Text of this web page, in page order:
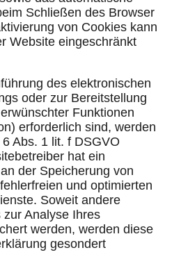
Schließen des Browser
von Cookies kann
Website eingeschränkt
des elektronischen
oder zur Bereitstellung
Funktionen
erforderlich sind, werden
Abs. 1 lit. f DSGVO
hat ein
der Speicherung von
und optimierten
Soweit andere
Analyse Ihres
werden, werden diese
gesondert